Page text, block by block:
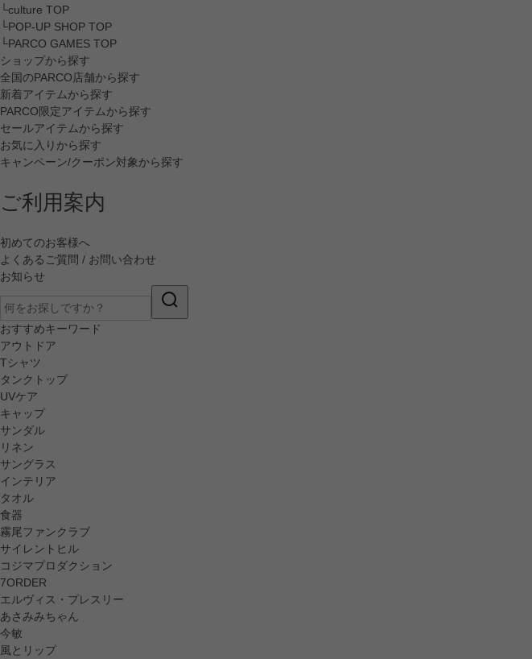
└culture TOP
└POP-UP SHOP TOP
└PARCO GAMES TOP
ショップから探す
全国のPARCO店舗から探す
新着アイテムから探す
PARCO限定アイテムから探す
セールアイテムから探す
お気に入りから探す
キャンペーン/クーポン対象から探す
ご利用案内
初めてのお客様へ
よくあるご質問 / お問い合わせ
お知らせ
おすすめキーワード
アウトドア
Tシャツ
タンクトップ
UVケア
キャップ
サンダル
リネン
サングラス
インテリア
タオル
食器
霧尾ファンクラブ
サイレントヒル
コジマプロダクション
7ORDER
エルヴィス・プレスリー
あさみみちゃん
今敏
風とリップ